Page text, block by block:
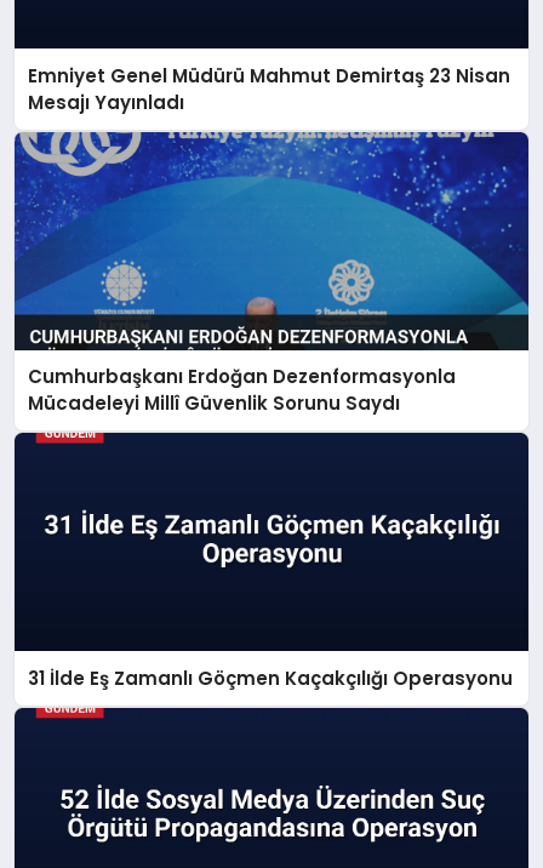
Emniyet Genel Müdürü Mahmut Demirtaş 23 Nisan
Mesajı Yayınladı
Cumhurbaşkanı Erdoğan Dezenformasyonla
Mücadeleyi Millî Güvenlik Sorunu Saydı
31 İlde Eş Zamanlı Göçmen Kaçakçılığı Operasyonu